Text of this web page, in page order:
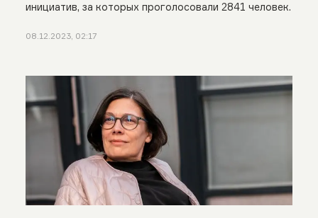
инициатив, за которых проголосовали 2841 человек.
08.12.2023, 02:17